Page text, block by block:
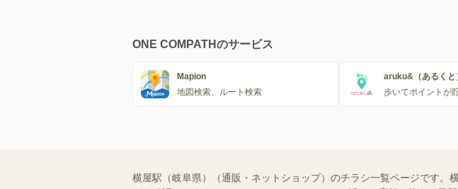
ONE COMPATHのサービス
Mapion
地図検索、ルート検索
aruku&（あるくと
歩いてポイントが
横屋駅（岐阜県）（通販・ネットショップ）のチラシ一覧ページです